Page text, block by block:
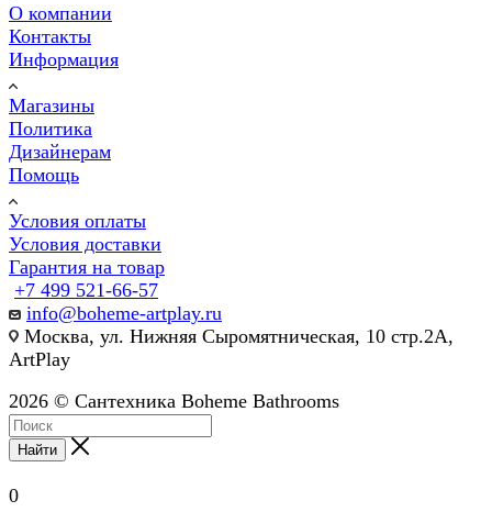
О компании
Контакты
Информация
Магазины
Политика
Дизайнерам
Помощь
Условия оплаты
Условия доставки
Гарантия на товар
+7 499 521-66-57
info@boheme-artplay.ru
Москва, ул. Нижняя Сыромятническая, 10 стр.2А,
ArtPlay
2026 © Сантехника Boheme Bathrooms
Найти
0